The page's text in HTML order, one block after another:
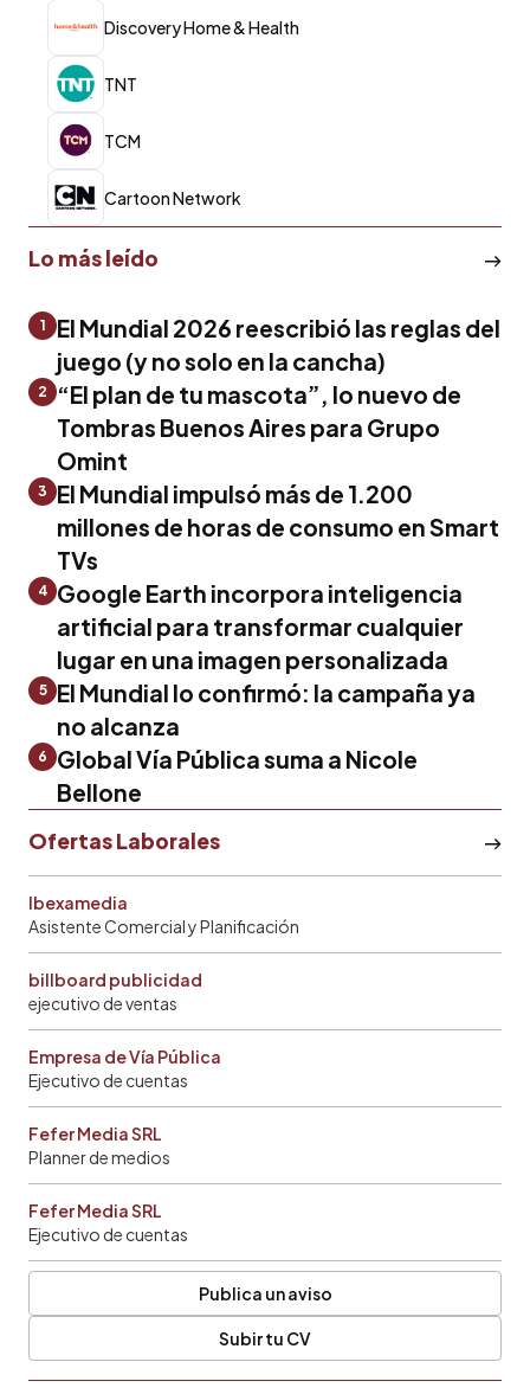
Discovery Home & Health
TNT
TCM
Cartoon Network
Lo más leído
1
El Mundial 2026 reescribió las reglas del
juego (y no solo en la cancha)
2
“El plan de tu mascota”, lo nuevo de
Tombras Buenos Aires para Grupo
Omint
3
El Mundial impulsó más de 1.200
millones de horas de consumo en Smart
TVs
4 Google Earth incorpora inteligencia
artificial para transformar cualquier
lugar en una imagen personalizada
5
El Mundial lo confirmó: la campaña ya
no alcanza
6
Global Vía Pública suma a Nicole
Bellone
Ofertas Laborales
Ibexamedia
Asistente Comercial y Planificación
billboard publicidad
ejecutivo de ventas
Empresa de Vía Pública
Ejecutivo de cuentas
Fefer Media SRL
Planner de medios
Fefer Media SRL
Ejecutivo de cuentas
Publica un aviso
Subir tu CV